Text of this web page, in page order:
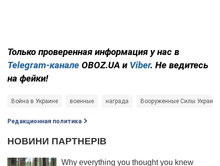
Только проверенная информация у нас в
Telegram-канале OBOZ.UA и Viber. Не ведитесь
на фейки!
Война в Украине военные награда Вооруженные Силы
Редакционная политика